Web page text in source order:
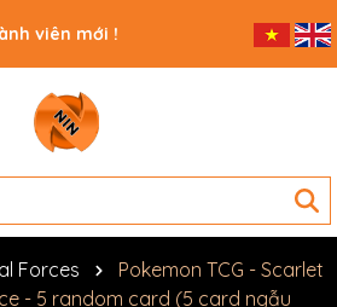
viên mới !
Forces
Pokemon TCG - Scarlet
- 5 random card (5 card ngẫu